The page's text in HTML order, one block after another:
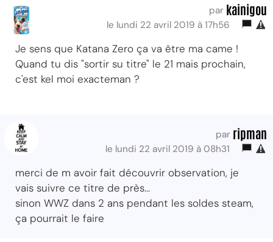
par kainigou
le lundi 22 avril 2019 à 17h56
Je sens que Katana Zero ça va être ma came !
Quand tu dis "sortir su titre" le 21 mais prochain,
c'est kel moi exacteman ?
par ripman
le lundi 22 avril 2019 à 08h31
merci de m avoir fait découvrir observation, je
vais suivre ce titre de près...
sinon WWZ dans 2 ans pendant les soldes steam,
ça pourrait le faire